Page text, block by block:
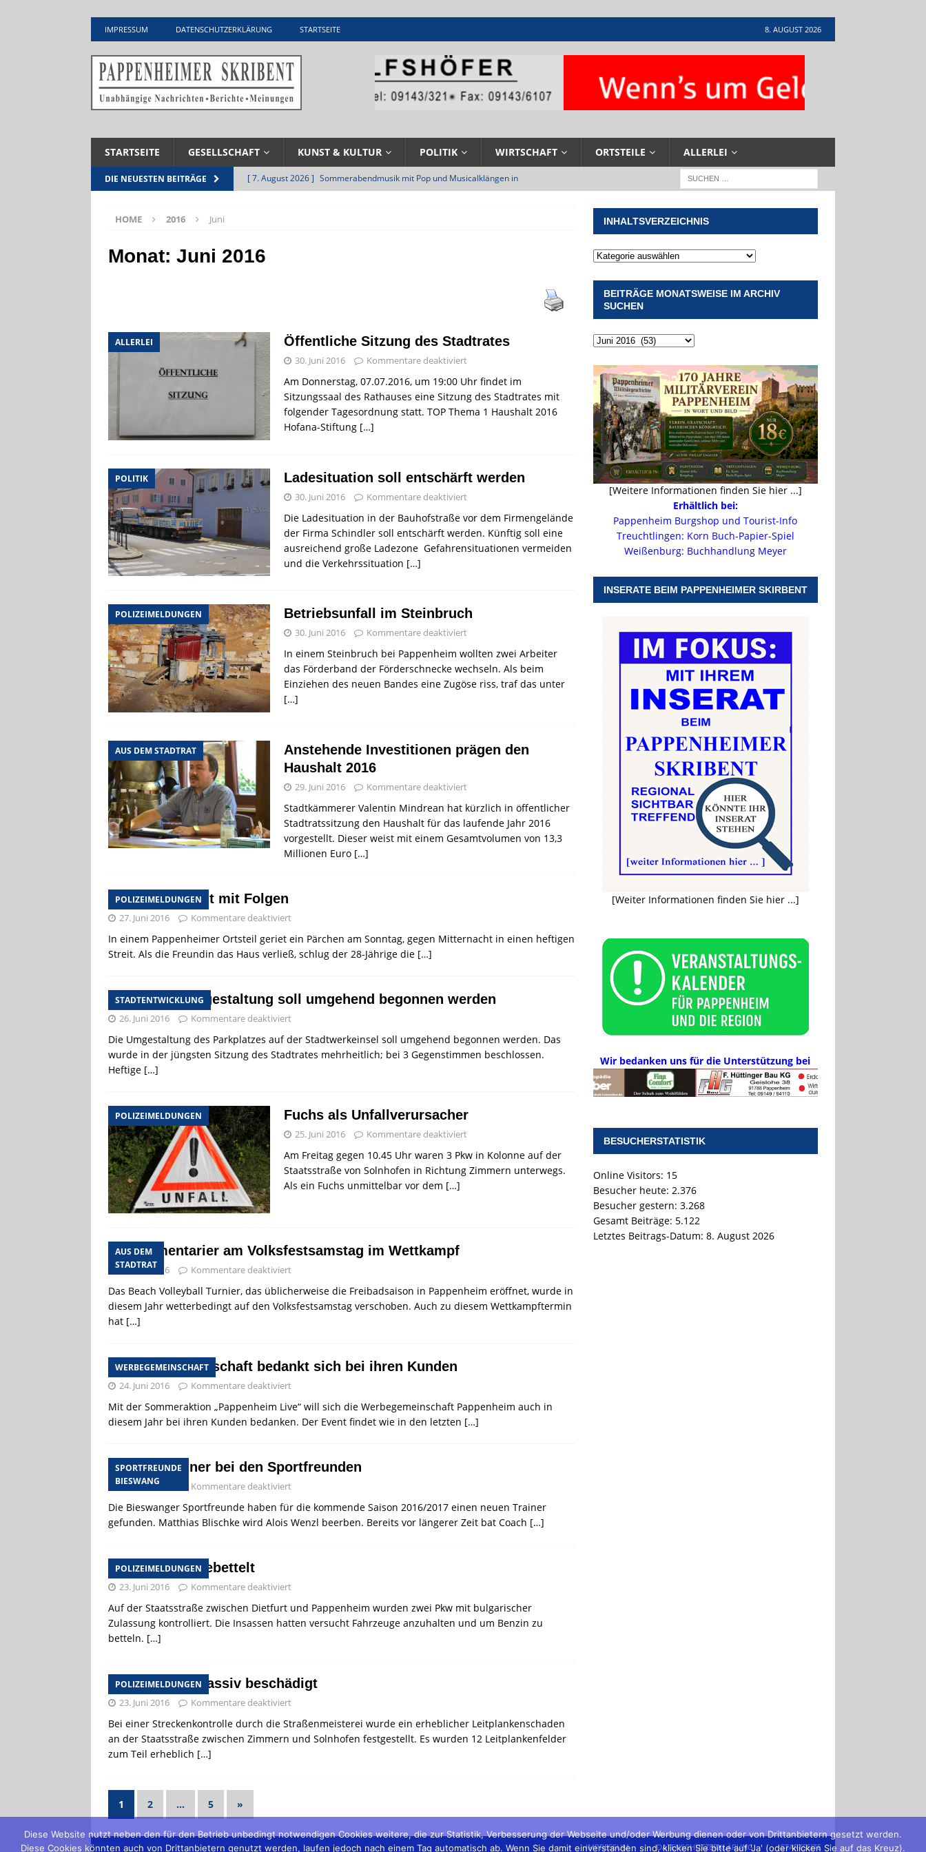
IMPRESSUM DATENSCHUTZERKLÄRUNG STARTSEITE 8. AUGUST 2026
STARTSEITE GESELLSCHAFT KUNST & KULTUR POLITIK WIRTSCHAFT ORTSTEILE ALLERLEI
DIE NEUESTEN BEITRÄGE [ 7. August 2026 ] Sommerabendmusik mit Pop und Musicalklängen in
UNTERNEHMEN
VERANSTALTUNGEN
[ 4. August 2026 ] Pappenheim erlebt Hubert Aiwanger mit Botschaften die
ankommen
VERANSTALTUNGEN
[ 8. August 2026 ] Wasserversorgung rechts der Altmühl stellt sich neu auf
INFRASTRUKTUR
HOME 2016 Juni
Monat: Juni 2016
ALLERLEI Öffentliche Sitzung des Stadtrates
30. Juni 2016 Kommentare deaktiviert
Am Donnerstag, 07.07.2016, um 19:00 Uhr findet im
Sitzungssaal des Rathauses eine Sitzung des Stadtrates mit
folgender Tagesordnung statt. TOP Thema 1 Haushalt 2016
Hofana-Stiftung […]
POLITIK Ladesituation soll entschärft werden
30. Juni 2016 Kommentare deaktiviert
Die Ladesituation in der Bauhofstraße vor dem Firmengelände
der Firma Schindler soll entschärft werden. Künftig soll eine
ausreichend große Ladezone Gefahrensituationen vermeiden
und die Verkehrssituation […]
POLIZEIMELDUNGEN Betriebsunfall im Steinbruch
30. Juni 2016 Kommentare deaktiviert
In einem Steinbruch bei Pappenheim wollten zwei Arbeiter
das Förderband der Förderschnecke wechseln. Als beim
Einziehen des neuen Bandes eine Zugöse riss, traf das unter
[…]
AUS DEM STADTRAT
Anstehende Investitionen prägen den
Haushalt 2016
29. Juni 2016 Kommentare deaktiviert
Stadtkämmerer Valentin Mindrean hat kürzlich in öffentlicher
Stadtratssitzung den Haushalt für das laufende Jahr 2016
vorgestellt. Dieser weist mit einem Gesamtvolumen von 13,3
Millionen Euro […]
POLIZEIMELDUNGEN
Heftiger Streit mit Folgen
27. Juni 2016 Kommentare deaktiviert
In einem Pappenheimer Ortsteil geriet ein Pärchen am Sonntag, gegen Mitternacht in einen heftigen
Streit. Als die Freundin das Haus verließ, schlug der 28-Jährige die […]
STADTENTWICKLUNG
Parkplatzumgestaltung soll umgehend begonnen werden
26. Juni 2016 Kommentare deaktiviert
Die Umgestaltung des Parkplatzes auf der Stadtwerkeinsel soll umgehend begonnen werden. Das
wurde in der jüngsten Sitzung des Stadtrates mehrheitlich; bei 3 Gegenstimmen beschlossen.
Heftige […]
POLIZEIMELDUNGEN Fuchs als Unfallverursacher
25. Juni 2016 Kommentare deaktiviert
Am Freitag gegen 10.45 Uhr waren 3 Pkw in Kolonne auf der
Staatsstraße von Solnhofen in Richtung Zimmern unterwegs.
Als ein Fuchs unmittelbar vor dem […]
AUS DEM
STADTRAT
Parlamentarier am Volksfestsamstag im Wettkampf
24. Juni 2016 Kommentare deaktiviert
Das Beach Volleyball Turnier, das üblicherweise die Freibadsaison in Pappenheim eröffnet, wurde in
diesem Jahr wetterbedingt auf den Volksfestsamstag verschoben. Auch zu diesem Wettkampftermin
hat […]
WERBEGEMEINSCHAFT
Werbegemeinschaft bedankt sich bei ihren Kunden
24. Juni 2016 Kommentare deaktiviert
Mit der Sommeraktion „Pappenheim Live“ will sich die Werbegemeinschaft Pappenheim auch in
diesem Jahr bei ihren Kunden bedanken. Der Event findet wie in den letzten […]
SPORTFREUNDE
BIESWANG
Neuer Trainer bei den Sportfreunden
24. Juni 2016 Kommentare deaktiviert
Die Bieswanger Sportfreunde haben für die kommende Saison 2016/2017 einen neuen Trainer
gefunden. Matthias Blischke wird Alois Wenzl beerben. Bereits vor längerer Zeit bat Coach […]
POLIZEIMELDUNGEN
Um Benzin gebettelt
23. Juni 2016 Kommentare deaktiviert
Auf der Staatsstraße zwischen Dietfurt und Pappenheim wurden zwei Pkw mit bulgarischer
Zulassung kontrolliert. Die Insassen hatten versucht Fahrzeuge anzuhalten und um Benzin zu
betteln. […]
POLIZEIMELDUNGEN
Leitplanke massiv beschädigt
23. Juni 2016 Kommentare deaktiviert
Bei einer Streckenkontrolle durch die Straßenmeisterei wurde ein erheblicher Leitplankenschaden
an der Staatsstraße zwischen Zimmern und Solnhofen festgestellt. Es wurden 12 Leitplankenfelder
zum Teil erheblich […]
1 2 … 5 »
INHALTSVERZEICHNIS
BEITRÄGE MONATSWEISE IM ARCHIV
SUCHEN
[Weitere Informationen finden Sie hier ...]
Erhältlich bei:
Pappenheim Burgshop und Tourist-Info
Treuchtlingen: Korn Buch-Papier-Spiel
Weißenburg: Buchhandlung Meyer
INSERATE BEIM PAPPENHEIMER SKIRBENT
[Weiter Informationen finden Sie hier ...]
Wir bedanken uns für die Unterstützung bei
BESUCHERSTATISTIK
Online Visitors: 15
Besucher heute: 2.376
Besucher gestern: 3.268
Gesamt Beiträge: 5.122
Letztes Beitrags-Datum: 8. August 2026
IMPRESSUM DATENSCHUTZERKLÄRUNG STARTSEITE
Diese Website nutzt neben den für den Betrieb unbedingt notwendigen Cookies weitere, die zur Statistik, Verbesserung der Webseite und/oder Werbung dienen oder von Drittanbietern gesetzt werden.
Diese Cookies könnten auch von Drittanbietern genutzt werden, laufen jedoch nach einem Tag automatisch ab. Wenn Sie damit einverstanden sind, klicken Sie bitte auf 'Ja' (oder klicken Sie auf das Kreuz).